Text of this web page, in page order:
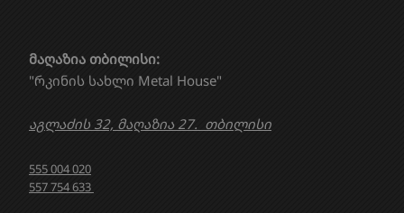
მაღაზია თბილისი:
"რკინის სახლი Metal House"
აგლაძის 32, მაღაზია 27. თბილისი
555 004 020
557 754 633